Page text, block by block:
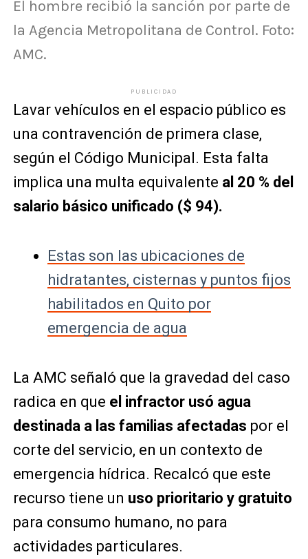
El hombre recibió la sanción por parte de
la Agencia Metropolitana de Control. Foto:
AMC.
PUBLICIDAD
Lavar vehículos en el espacio público es
una contravención de primera clase,
según el Código Municipal. Esta falta
implica una multa equivalente al 20 % del
salario básico unificado ($ 94).
Estas son las ubicaciones de
hidratantes, cisternas y puntos fijos
habilitados en Quito por
emergencia de agua
La AMC señaló que la gravedad del caso
radica en que el infractor usó agua
destinada a las familias afectadas por el
corte del servicio, en un contexto de
emergencia hídrica. Recalcó que este
recurso tiene un uso prioritario y gratuito
para consumo humano, no para
actividades particulares.